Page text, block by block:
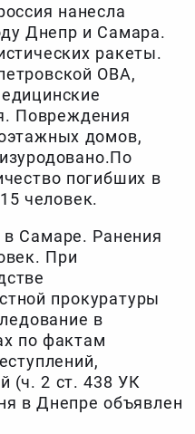
нанесла
Днепр и Самара.
ракеты.
ОВА,
Повреждения
домов,
погибших в
человек.
Самаре. Ранения
При
прокуратуры
в
по фактам
(ч. 2 ст. 438 УК
в Днепре объявлен